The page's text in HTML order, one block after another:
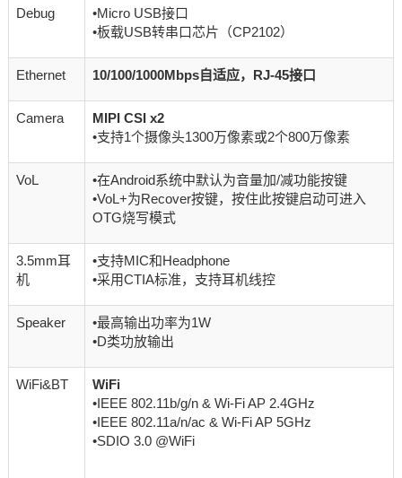
Debug
•Micro USB接口
•板载USB转串口芯片（CP2102）
Ethernet 10/100/1000Mbps自适应，RJ-45接口
Camera
MIPI CSI x2
•支持1个摄像头1300万像素或2个800万像素
VoL
•在Android系统中默认为音量加/减功能按键
•VoL+为Recover按键，按住此按键启动可进入
OTG烧写模式
3.5mm耳
机
•支持MIC和Headphone
•采用CTIA标准，支持耳机线控
Speaker
•最高输出功率为1W
•D类功放输出
WiFi&BT
WiFi
•IEEE 802.11b/g/n & Wi-Fi AP 2.4GHz
•IEEE 802.11a/n/ac & Wi-Fi AP 5GHz
•SDIO 3.0 @WiFi